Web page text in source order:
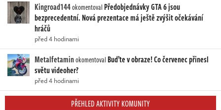
Kingroad144okomentoval Předobjednávky GTA 6 jsou
bezprecedentní. Nová prezentace má ještě zvýšit očekávání
hráčů
před 4 hodinami
Metalfetaminokomentoval Buďte v obraze! Co červenec přinesl
světu videoher?
před 4 hodinami
PŘEHLED AKTIVITY KOMUNITY